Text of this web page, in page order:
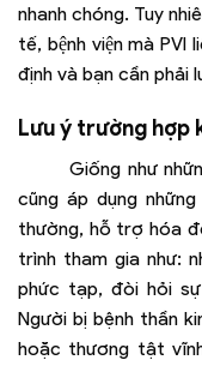
nhanh chóng. Tuy
tế, bệnh viện mà
định và bạn cần phải
Lưu ý trường hợp
Giống như
cũng áp dụng
thường, hỗ trợ hóa
trình tham gia như:
phức tạp, đòi hỏi
Người bị bệnh thần
hoặc thương tật